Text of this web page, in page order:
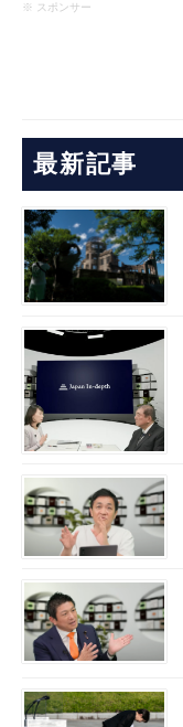
※ スポンサー
最新記事